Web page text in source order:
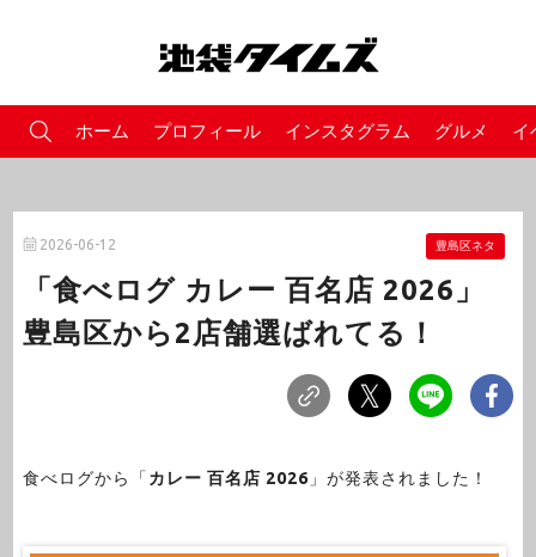
ホーム プロフィール インスタグラム グルメ イ
2026-06-12 豊島区ネタ
「食べログ カレー 百名店 2026」
豊島区から2店舗選ばれてる！
食べログから「 カレー 百名店 2026」が発表されました！